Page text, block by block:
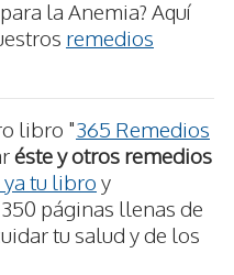
la Anemia? Aquí
remedios
libro "365 Remedios
éste y otros remedios
tu libro y
páginas llenas de
tu salud y de los